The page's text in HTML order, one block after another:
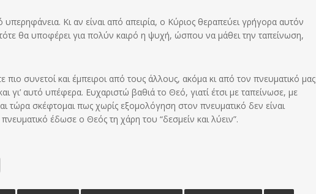
υπερηφάνεια. Κι αν είναι από απειρία, ο Κύριος θεραπεύει γρήγορα αυτόν
θα υποφέρει για πολύν καιρό η ψυχή, ώσπου να μάθει την ταπείνωση,
συνετοί και έμπειροι από τους άλλους, ακόμα κι από τον πνευματικό μας
γι’ αυτό υπέφερα. Ευχαριστώ βαθιά το Θεό, γιατί έτσι με ταπείνωσε, με
τώρα σκέφτομαι πως χωρίς εξομολόγηση στον πνευματικό δεν είναι
έδωσε ο Θεός τη χάρη του “δεσμείν και λύειν”.